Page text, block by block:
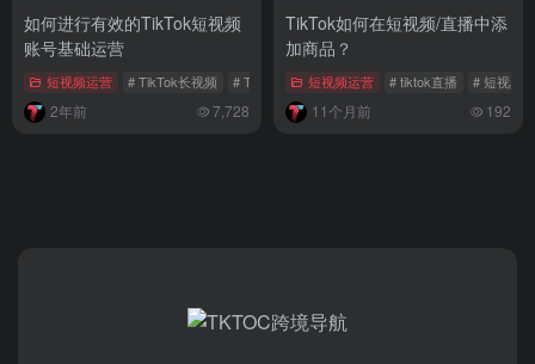
如何进行有效的TikTok短视频
账号基础运营
短视频运营 # TikTok长视频 # TikTok账号基础运营 # TikTok互粉互赞
2年前 7,728
TikTok如何在短视频/直播中添
加商品？
短视频运营 # tiktok直播 # 短视频
11个月前 192